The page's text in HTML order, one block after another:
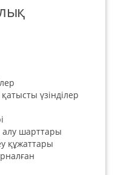
үзінділер
алу шарттары
құжаттары